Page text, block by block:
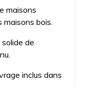
maisons
maisons bois.
de
inclus dans